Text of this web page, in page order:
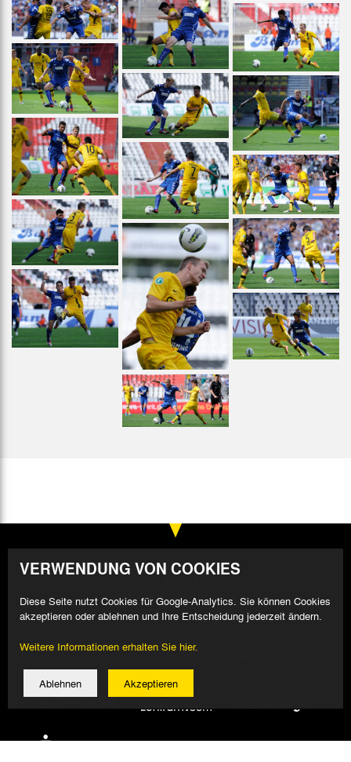
VERWENDUNG VON COOKIES
Diese Seite nutzt Cookies für Google-Analytics. Sie können Cookies
akzeptieren oder ablehnen und Ihre Entscheidung jederzeit ändern.
Weitere Informationen erhalten Sie hier.
Ablehnen Akzeptieren